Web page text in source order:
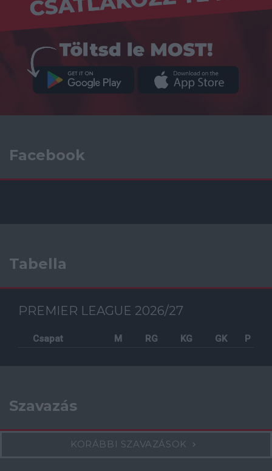
Facebook
Tabella
PREMIER LEAGUE 2026/27
Csapat M RG KG GK P
Szavazás
KORÁBBI SZAVAZÁSOK